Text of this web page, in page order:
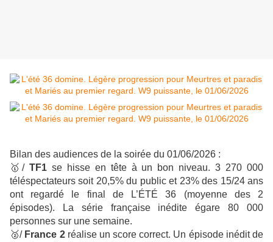
Bilan des audiences de la soirée du 01/06/2026 :
🥇 /TF1 se hisse en tête à un bon niveau. 3 270 000
téléspectateurs soit 20,5% du public et 23% des 15/24 ans
ont regardé le final de L’ÉTÉ 36 (moyenne des 2
épisodes). La série française inédite égare 80 000
personnes sur une semaine.
🥈/ France 2 réalise un score correct. Un épisode inédit de